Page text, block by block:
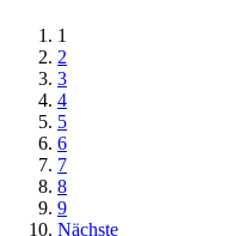
1
2
3
4
5
6
7
8
9
Nächste